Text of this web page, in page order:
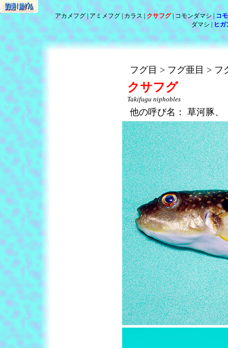
フグ目 フグ亜目 フ
クサフグ
Takifugu niphobles
他の呼び名： 草河豚、
アカメフグ アミメフグ カラス クサフグ コモンダマシ
コ
ダマシ
ヒガ